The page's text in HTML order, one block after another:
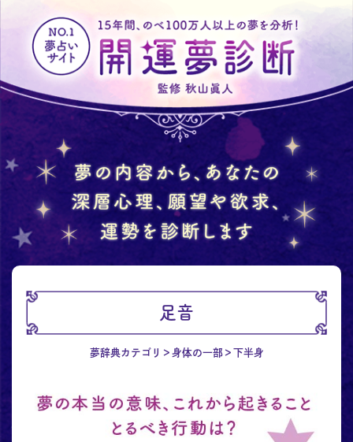
足音
夢辞典カテゴリ 身体の一部 下半身